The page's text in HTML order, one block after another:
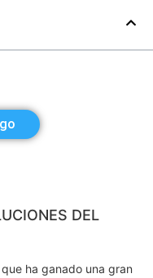
DEL
ha ganado una gran